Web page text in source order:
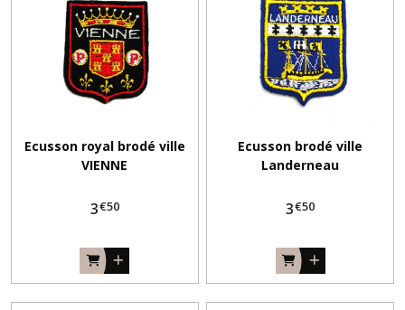
Ecusson royal brodé ville
VIENNE
3€50
Ecusson brodé ville
Landerneau
3€50